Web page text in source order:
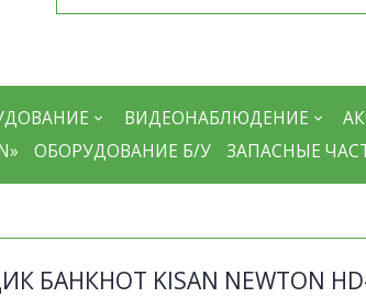
ВИДЕОНАБЛЮДЕНИЕ
ОБОРУДОВАНИЕ Б/У ЗАПАСНЫЕ
БАНКНОТ KISAN NEWTON